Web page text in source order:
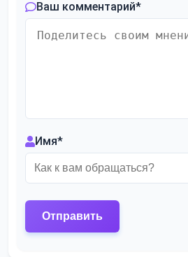
Ваш комментарий*
Имя*